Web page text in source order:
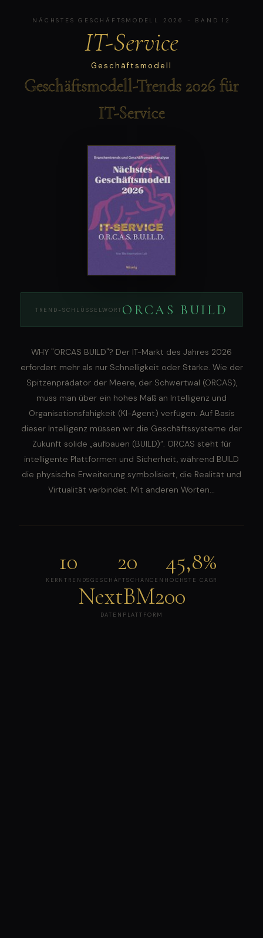
NÄCHSTES GESCHÄFTSMODELL 2026 - BAND 12
IT-Service
Geschäftsmodell
Geschäftsmodell-Trends 2026 für
IT-Service
TREND-SCHLÜSSELWORT ORCAS BUILD
WHY "ORCAS BUILD"? Der IT-Markt des Jahres 2026
erfordert mehr als nur Schnelligkeit oder Stärke. Wie der
Spitzenprädator der Meere, der Schwertwal (ORCAS),
muss man über ein hohes Maß an Intelligenz und
Organisationsfähigkeit (KI-Agent) verfügen. Auf Basis
dieser Intelligenz müssen wir die Geschäftssysteme der
Zukunft solide „aufbauen (BUILD)“. ORCAS steht für
intelligente Plattformen und Sicherheit, während BUILD
die physische Erweiterung symbolisiert, die Realität und
Virtualität verbindet. Mit anderen Worten...
10
KERNTRENDS
20
GESCHÄFTSCHANCEN
45,8%
HÖCHSTE CAGR
NextBM200
DATENPLATTFORM